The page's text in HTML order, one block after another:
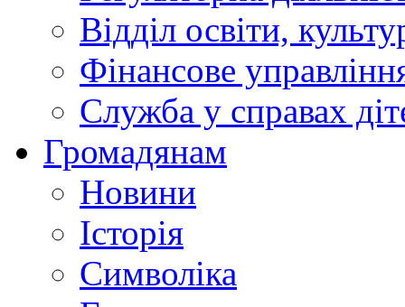
Відділ освіти,
Фінансове
Служба у справах
Громадянам
Новини
Історія
Символіка